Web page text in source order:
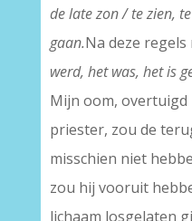
de late zon / te zien,
gaan.Na deze
werd, het was, het is
Mijn oom,
priester, zou de
misschien niet
zou hij vooruit
lichaam losgelaten